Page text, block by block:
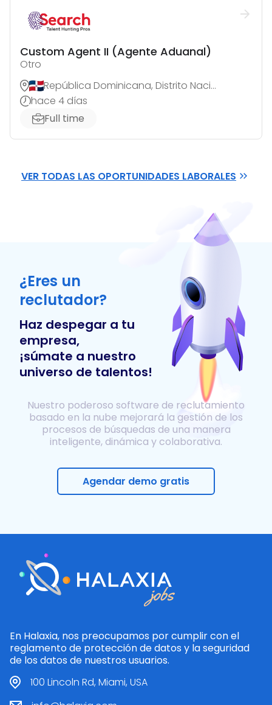
Custom Agent II (Agente Aduanal)
Otro
República Dominicana, Distrito Nacional
hace 4 días
Full time
VER TODAS LAS OPORTUNIDADES LABORALES
¿Eres un
reclutador?
Haz despegar a tu
empresa,
¡súmate a nuestro
universo de talentos!
Nuestro poderoso software de reclutamiento
basado en la nube mejorará la gestión de los
procesos de búsquedas de una manera
inteligente, dinámica y colaborativa.
Agendar demo gratis
En Halaxia, nos preocupamos por cumplir con el
reglamento de protección de datos y la seguridad
de los datos de nuestros usuarios.
100 Lincoln Rd, Miami, USA